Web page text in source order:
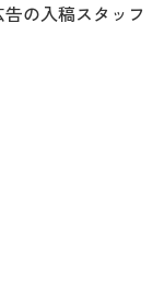
の入稿スタッフ